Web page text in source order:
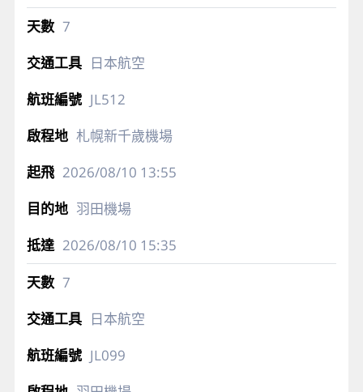
7
日本航空
JL512
札幌新千歲機場
2026/08/10 13:55
羽田機場
2026/08/10 15:35
7
日本航空
JL099